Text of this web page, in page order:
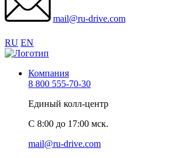
mail@ru-drive.com
RU EN
Компания
8 800 555-70-30
Единый колл-центр
C 8:00 до 17:00 мск.
mail@ru-drive.com